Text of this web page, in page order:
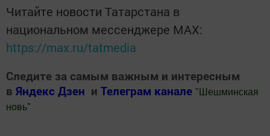
Читайте новости Татарстана в
национальном мессенджере MАХ:
https://max.ru/tatmedia
Следите за самым важным и интересным
в Яндекс Дзен и Телеграм канале " Шешминская
новь"